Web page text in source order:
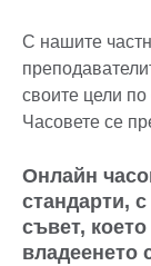
С нашите
своите цели
Часовете се
Онлайн
стандарти,
съвет,
владеенето